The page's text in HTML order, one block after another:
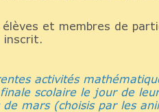
et membres de
inscrit.
activités
scolaire le jour de
mars (choisis par les